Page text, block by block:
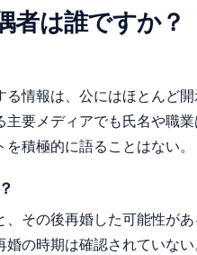
者は誰ですか？
る情報は、公にはほとんど
主要メディアでも氏名や職
積極的に語ることはない。
、その後再婚した可能性が
婚の時期は確認されていな